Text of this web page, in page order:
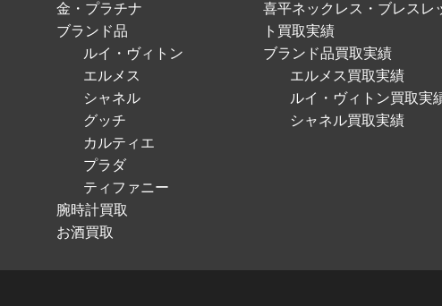
金・プラチナ
ブランド品
ルイ・ヴィトン
エルメス
シャネル
グッチ
カルティエ
プラダ
ティファニー
腕時計買取
お酒買取
喜平ネックレス・ブレスレ
ト買取実績
ブランド品買取実績
エルメス買取実績
ルイ・ヴィトン買取実
シャネル買取実績